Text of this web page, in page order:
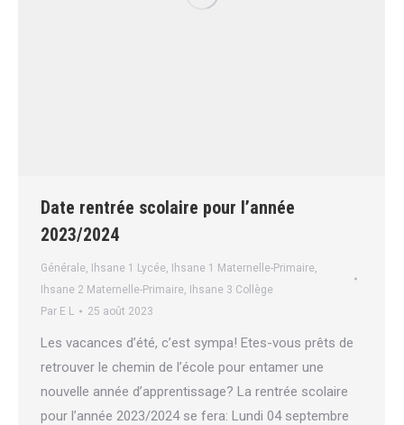
Date rentrée scolaire pour l’année
2023/2024
Générale, Ihsane 1 Lycée, Ihsane 1 Maternelle-Primaire,
Ihsane 2 Maternelle-Primaire,
Ihsane 3 Collège
Par E L 25 août 2023
Les vacances d’été, c’est sympa! Etes-vous prêts de
retrouver le chemin de l’école pour entamer une
nouvelle année d’apprentissage? La rentrée scolaire
pour l’année 2023/2024 se fera: Lundi 04 septembre